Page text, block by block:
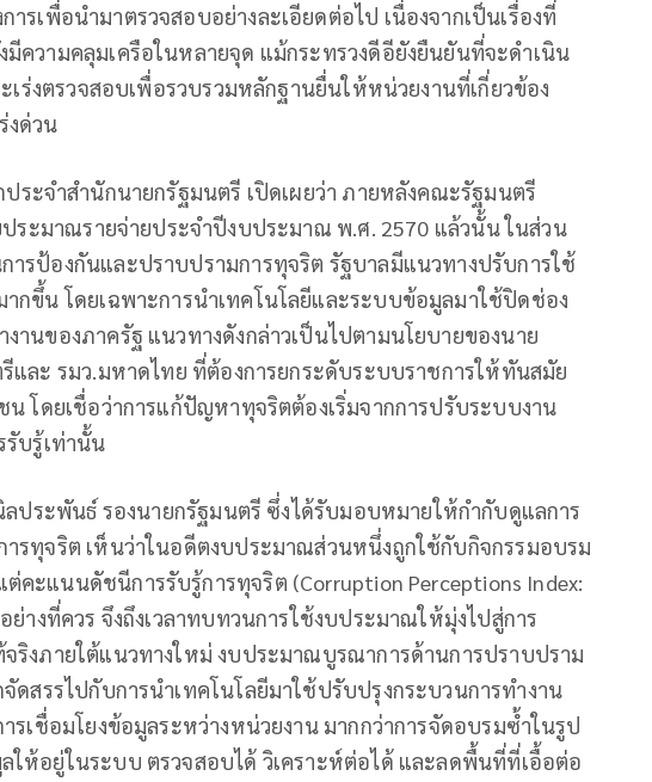
รเพื่อนำมาตรวจสอบอย่างละเอียดต่อไป เนื่องจากเป็นเรื่องที่
ความคลุมเครือในหลายจุด แม้กระทรวงดีอียังยืนยันที่จะดำเนิน
เร่งตรวจสอบเพื่อรวบรวมหลักฐานยื่นให้หน่วยงานที่เกี่ยวข้อง
งด่วน
ระจำสำนักนายกรัฐมนตรี เปิดเผยว่า ภายหลังคณะรัฐมนตรี
ระมาณรายจ่ายประจำปีงบประมาณ พ.ศ. 2570 แล้วนั้น ในส่วน
รป้องกันและปราบปรามการทุจริต รัฐบาลมีแนวทางปรับการใช้
กขึ้น โดยเฉพาะการนำเทคโนโลยีและระบบข้อมูลมาใช้ปิดช่อง
งานของภาครัฐ แนวทางดังกล่าวเป็นไปตามนโยบายของนาย
ละ รมว.มหาดไทย ที่ต้องการยกระดับระบบราชการให้ทันสมัย
โดยเชื่อว่าการแก้ปัญหาทุจริตต้องเริ่มจากการปรับระบบงาน
รับรู้เท่านั้น
ประพันธ์ รองนายกรัฐมนตรี ซึ่งได้รับมอบหมายให้กำกับดูแลการ
รทุจริต เห็นว่าในอดีตงบประมาณส่วนหนึ่งถูกใช้กับกิจกรรมอบรม
คะแนนดัชนีการรับรู้การทุจริต (Corruption Perceptions Index:
ย่างที่ควร จึงถึงเวลาทบทวนการใช้งบประมาณให้มุ่งไปสู่การ
ริงภายใต้แนวทางใหม่ งบประมาณบูรณาการด้านการปราบปราม
ดสรรไปกับการนำเทคโนโลยีมาใช้ปรับปรุงกระบวนการทำงาน
รเชื่อมโยงข้อมูลระหว่างหน่วยงาน มากกว่าการจัดอบรมซ้ำในรูป
ให้อยู่ในระบบ ตรวจสอบได้ วิเคราะห์ต่อได้ และลดพื้นที่ที่เอื้อต่อ